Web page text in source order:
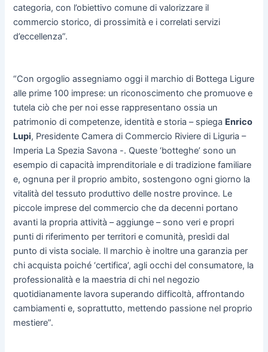
categoria, con l’obiettivo comune di valorizzare il
commercio storico, di prossimità e i correlati servizi
d’eccellenza”.
“Con orgoglio assegniamo oggi il marchio di Bottega Ligure
alle prime 100 imprese: un riconoscimento che promuove e
tutela ciò che per noi esse rappresentano ossia un
patrimonio di competenze, identità e storia – spiega Enrico
Lupi, Presidente Camera di Commercio Riviere di Liguria –
Imperia La Spezia Savona -. Queste ‘botteghe’ sono un
esempio di capacità imprenditoriale e di tradizione familiare
e, ognuna per il proprio ambito, sostengono ogni giorno la
vitalità del tessuto produttivo delle nostre province. Le
piccole imprese del commercio che da decenni portano
avanti la propria attività – aggiunge – sono veri e propri
punti di riferimento per territori e comunità, presìdi dal
punto di vista sociale. Il marchio è inoltre una garanzia per
chi acquista poiché ‘certifica’, agli occhi del consumatore, la
professionalità e la maestria di chi nel negozio
quotidianamente lavora superando difficoltà, affrontando
cambiamenti e, soprattutto, mettendo passione nel proprio
mestiere”.